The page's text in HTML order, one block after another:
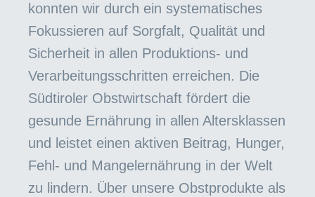
konnten wir durch ein systematisches
Fokussieren auf Sorgfalt, Qualität und
Sicherheit in allen Produktions- und
Verarbeitungsschritten erreichen. Die
Südtiroler Obstwirtschaft fördert die
gesunde Ernährung in allen Altersklassen
und leistet einen aktiven Beitrag, Hunger,
Fehl- und Mangelernährung in der Welt
zu lindern. Über unsere Obstprodukte als